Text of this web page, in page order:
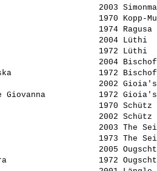
2003
1970
Erika
1974
Ilaria
2004
1972
Marlen
2004
1972
Chiara
2002
Giovanna
1972
Ariane
1970
Lea
2002
Linda
2003 The
1973 The
Tim
2005
Petra
1972